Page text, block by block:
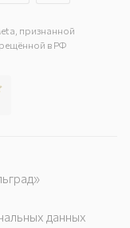
д. 85
признанной
в РФ
данных